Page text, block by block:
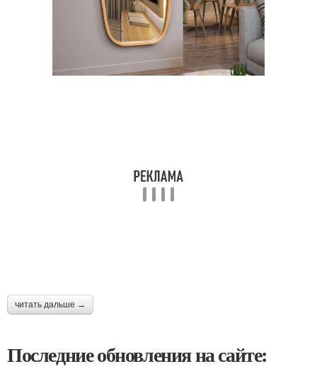
читать дальше →
Последние обновления на сайте: